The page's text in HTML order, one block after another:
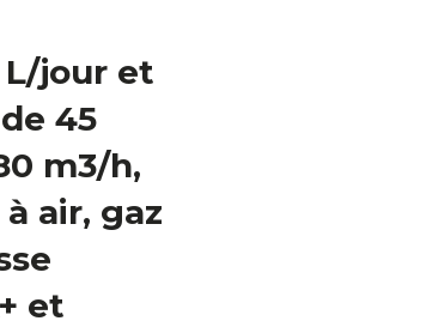
jour et
45
m3/h,
air, gaz
et